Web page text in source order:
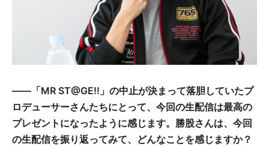
――「MR ST@GE!!」の中止が決まって落胆していたプ
ロデューサーさんたちにとって、今回の生配信は最高の
プレゼントになったように感じます。勝股さんは、今回
の生配信を振り返ってみて、どんなことを感じますか？